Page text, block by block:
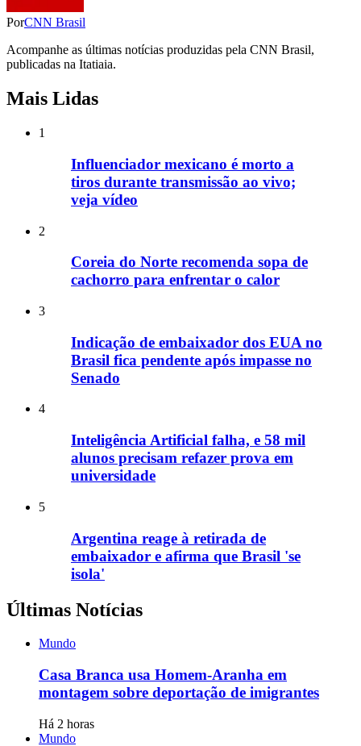
PorCNN Brasil
Acompanhe as últimas notícias produzidas pela CNN Brasil,
publicadas na Itatiaia.
Mais Lidas
1
Influenciador mexicano é morto a
tiros durante transmissão ao vivo;
veja vídeo
2
Coreia do Norte recomenda sopa de
cachorro para enfrentar o calor
3
Indicação de embaixador dos EUA no
Brasil fica pendente após impasse no
Senado
4
Inteligência Artificial falha, e 58 mil
alunos precisam refazer prova em
universidade
5
Argentina reage à retirada de
embaixador e afirma que Brasil 'se
isola'
Últimas Notícias
Mundo
Casa Branca usa Homem-Aranha em
montagem sobre deportação de imigrantes
Há 2 horas
Mundo